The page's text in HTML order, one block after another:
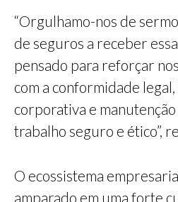
“Orgulhamo-nos de
de seguros a receber
pensado para reforçar
com a conformidade
corporativa e
trabalho seguro e ético”,
O ecossistema
amparado em uma forte